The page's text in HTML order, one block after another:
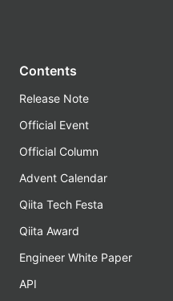
Contents
Release Note
Official Event
Official Column
Advent Calendar
Qiita Tech Festa
Qiita Award
Engineer White Paper
API